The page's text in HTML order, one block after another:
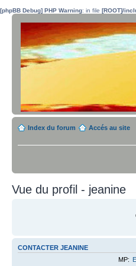
[phpBB Debug] PHP Warning: in file [ROOT]/
Index du forum Accés au site
Vue du profil - jeanine
CONTACTER JEANINE
MP: